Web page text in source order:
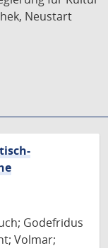
Neustart
Godefridus
Volmar;